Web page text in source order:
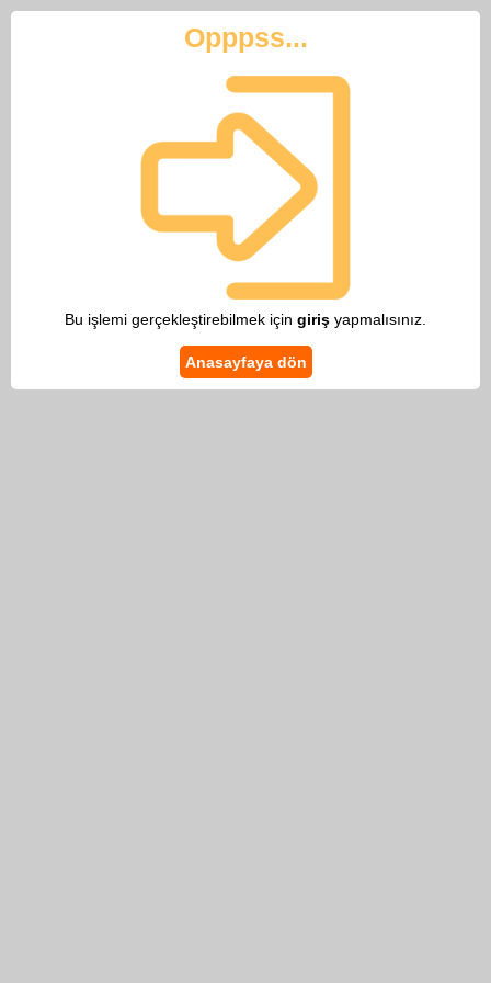
Opppss...
Bu işlemi gerçekleştirebilmek için giriş yapmalısınız.
Anasayfaya dön